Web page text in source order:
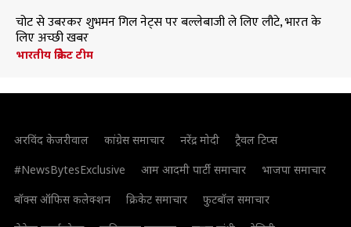
चोट से उबरकर शुभमन गिल नेट्स पर बल्लेबाजी ले लिए लौटे, भारत के
लिए अच्छी खबर
भारतीय क्रिकेट टीम
अरविंद केजरीवाल कांग्रेस समाचार नरेंद्र मोदी
ट्रैवल टिप्स
#NewsBytesExclusive
आम आदमी पार्टी समाचार
भाजपा समाचार
बॉक्स ऑफिस कलेक्शन
क्रिकेट समाचार
फुटबॉल समाचार